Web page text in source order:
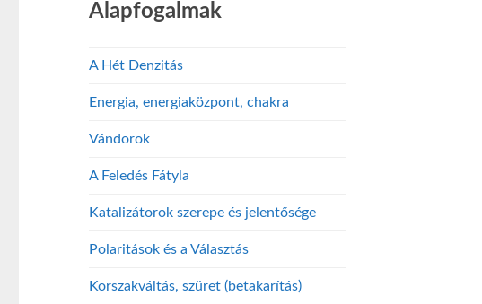
Alapfogalmak
A Hét Denzitás
Energia, energiaközpont, chakra
Vándorok
A Feledés Fátyla
Katalizátorok szerepe és jelentősége
Polaritások és a Választás
Korszakváltás, szüret (betakarítás)